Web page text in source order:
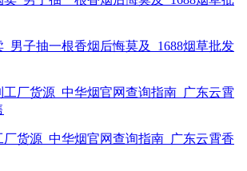
男子抽一根香烟后悔莫及_1688烟草批发
厂货源_中华烟官网查询指南_广东云霄香